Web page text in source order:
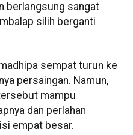
berlangsung sangat
silih berganti
sempat turun ke
persaingan. Namun,
mampu
dan perlahan
empat besar.